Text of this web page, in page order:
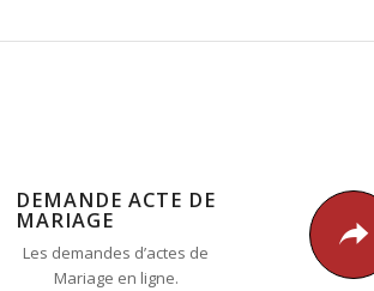
DEMANDE ACTE DE
MARIAGE
Les demandes d’actes de
Mariage en ligne.